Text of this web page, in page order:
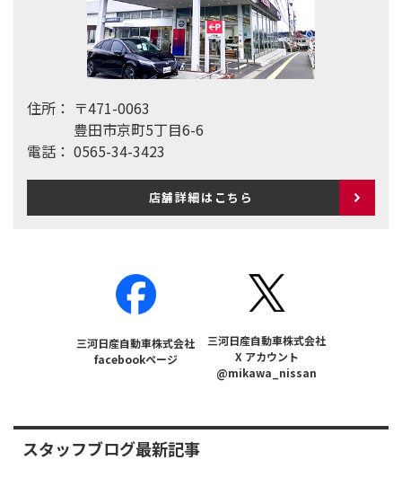
住所： 〒471-0063
豊田市京町5丁目6-6
電話： 0565-34-3423
店舗詳細はこちら
三河日産自動車株式会社
facebookページ
三河日産自動車株式会社
X アカウント
@mikawa_nissan
スタッフブログ最新記事